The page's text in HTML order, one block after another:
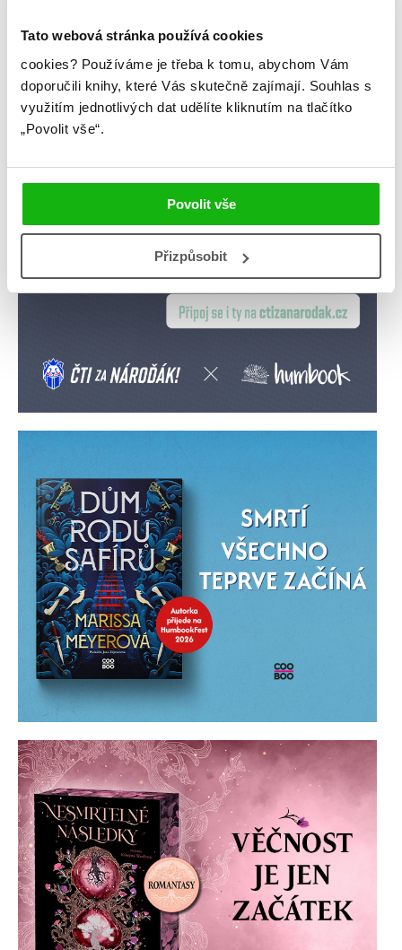
Tato webová stránka používá cookies
cookies? Používáme je třeba k tomu, abychom Vám
doporučili knihy, které Vás skutečně zajímají. Souhlas s
využitím jednotlivých dat udělíte kliknutím na tlačítko
„Povolit vše“.
Povolit vše
Přizpůsobit